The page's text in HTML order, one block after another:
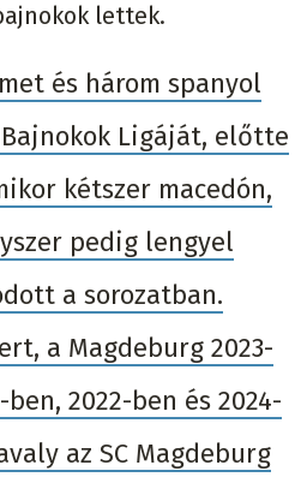
lettek.
és három spanyol
Ligáját, előtte
kétszer macedón,
pedig lengyel
a sorozatban.
a Magdeburg 2023-
2022-ben és 2024-
az SC Magdeburg